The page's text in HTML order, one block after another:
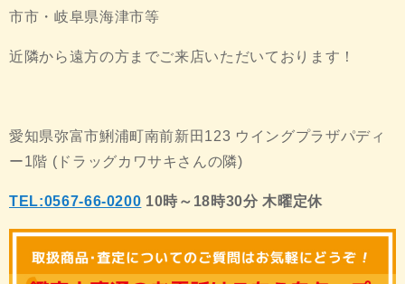
市市・岐阜県海津市等
近隣から遠方の方までご来店いただいております！
愛知県弥富市鯏浦町南前新田123 ウイングプラザパディ
ー1階 (ドラッグカワサキさんの隣)
TEL:0567-66-0200 10時～18時30分 木曜定休